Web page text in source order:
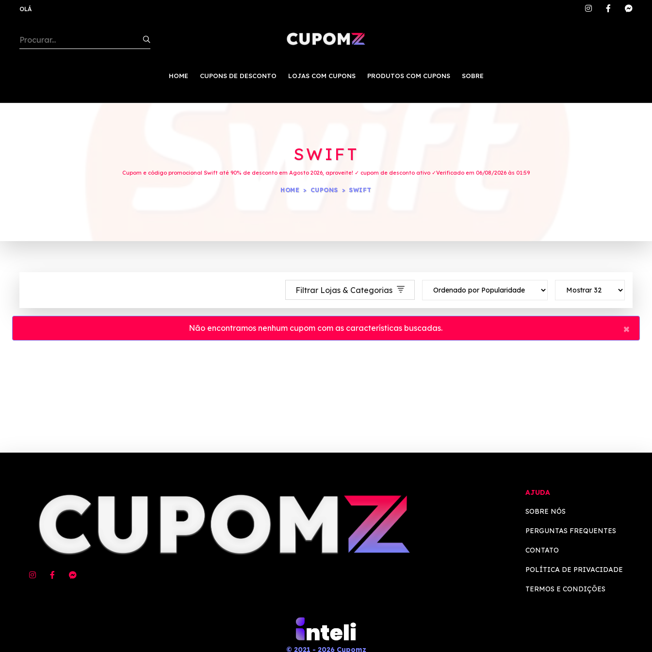
OLÁ
HOME CUPONS DE DESCONTO LOJAS COM CUPONS PRODUTOS COM CUPONS SOBRE
SWIFT
Cupom e código promocional Swift até 90% de desconto em Agosto 2026, aproveite! ✓ cupom de desconto ativo ✓Verificado em 06/08/2026 às 01:59
HOME CUPONS SWIFT
Filtrar Lojas & Categorias
Não encontramos nenhum cupom com as características buscadas. ×
AJUDA
SOBRE NÓS
PERGUNTAS FREQUENTES
CONTATO
POLÍTICA DE PRIVACIDADE
TERMOS E CONDIÇÕES
© 2021 - 2026 Cupomz